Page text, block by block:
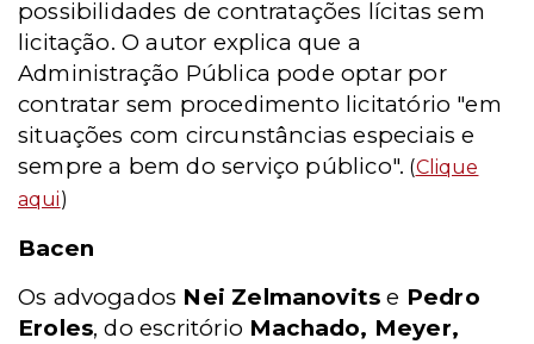
possibilidades de contratações lícitas sem
licitação. O autor explica que a
Administração Pública pode optar por
contratar sem procedimento licitatório "em
situações com circunstâncias especiais e
sempre a bem do serviço público". (Clique
aqui)
Bacen
Os advogados Nei Zelmanovits e Pedro
Eroles, do escritório Machado, Meyer,